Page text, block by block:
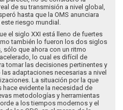
de su transmisión a nivel global,
hasta que la OMS anunciara
riesgo mundial.
el siglo XXI está lleno de fuertes
también lo fueron los dos siglos
sólo que ahora con un ritmo
lo cual es difícil de
tomar las decisiones pertinentes y
las adaptaciones necesarias a nivel
La situación por la que
hace evidente la necesidad de
metodologías y herramientas
a los tiempos modernos y el